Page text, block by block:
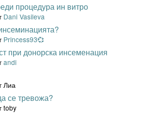
процедура ин витро
Dani Vasileva
Princess93💞
при донорска инсеменация
andi
Лиа
се тревожа?
toby